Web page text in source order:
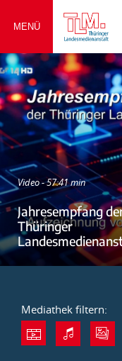
MENÜ
Video - 57:41 min
Jahresempfang
Thüringer
Mediathek filtern: